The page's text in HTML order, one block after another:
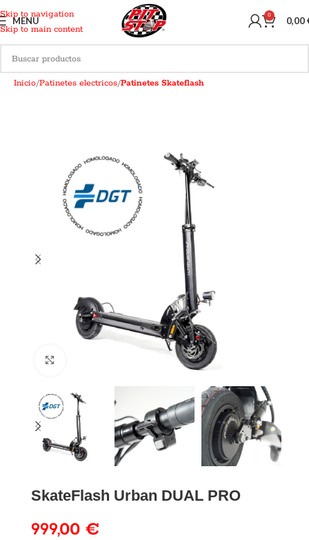
Skip to navigation
Skip to main content
MENU 0 0,00
Inicio Patinetes electricos Patinetes Skateflash
SkateFlash Urban DUAL PRO
999,00 €